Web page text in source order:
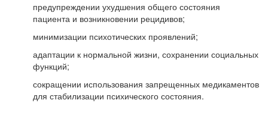
предупреждении ухудшения общего состояния
пациента и возникновении рецидивов;
минимизации психотических проявлений;
адаптации к нормальной жизни, сохранении социальных
функций;
сокращении использования запрещенных медикаментов
для стабилизации психического состояния.